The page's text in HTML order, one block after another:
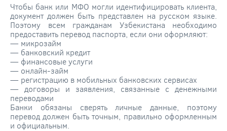
Чтобы банк или МФО могли идентифицировать клиента,
документ должен быть представлен на русском языке.
Поэтому всем гражданам Узбекистана необходимо
предоставить перевод паспорта, если они оформляют:
— микрозайм
— банковский кредит
— финансовые услуги
— онлайн-займ
— регистрацию в мобильных банковских сервисах
— договоры и заявления, связанные с денежными
переводами
Банки обязаны сверять личные данные, поэтому
перевод должен быть точным, правильно оформленным
и официальным.